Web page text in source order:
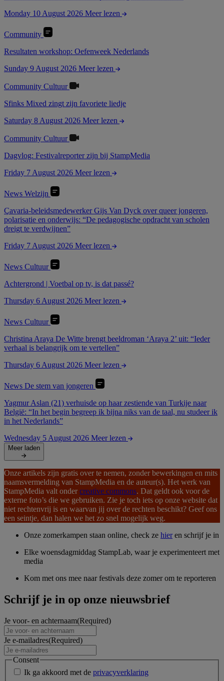
Monday 10 August 2026 Meer lezen
Community
Resultaten workshop: Oefenweek Nederlands
Sunday 9 August 2026 Meer lezen
Community Cultuur
Sfinks Mixed zingt zijn favoriete liedje
Saturday 8 August 2026 Meer lezen
Community Cultuur
Dagvlog: Festivalreporter zijn bij StampMedia
Friday 7 August 2026 Meer lezen
News Welzijn
Çavaria-beleidsmedewerker Gijs Van Dyck over queer jongeren,
polarisatie en onderwijs: “De pedagogische opdracht van scholen
dreigt te verdwijnen”
Friday 7 August 2026 Meer lezen
News Cultuur
Achtergrond | Voetbal op tv, is dat passé?
Thursday 6 August 2026 Meer lezen
News Cultuur
Christina Araya De Witte brengt beeldroman ‘Araya 2’ uit: “Ieder
verhaal is belangrijk om te vertellen”
Thursday 6 August 2026 Meer lezen
News De stem van jongeren
Yagmur Aslan (21) verhuisde op haar zestiende van Turkije naar
België: “In het begin begreep ik bijna niks van de taal, nu studeer ik
in het Nederlands”
Wednesday 5 August 2026 Meer lezen
Meer laden
Onze artikels zijn gratis over te nemen, zonder bewerkingen en mits
naamsvermelding van StampMedia en de auteur(s). Het werk van
StampMedia valt onder creative commons. Dat geldt ook voor de
externe foto’s die we gebruiken. Zie je toch iets op onze website dat
niet rechtenvrij is en waarvan jij over de rechten beschikt? Geef ons
een seintje, dan halen we het zo snel mogelijk weg.
Onze zomerkampen staan online, check ze hieren schrijf je in
Elke woensdagmiddag StampLab, waar je experimenteert met
media
Kom met ons mee naar festivals deze zomer om te reporteren
Schrijf je in op onze nieuwsbrief
Je voor- en achternaam(Required)
Je e-mailadres(Required)
Consent
Ik ga akkoord met de privacyverklaring